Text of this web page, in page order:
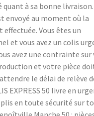
quant à sa bonne
envoyé au moment où la
effectuée. Vous êtes un
et vous avez un colis
avez une contrainte
et votre pièce
le délai de relève
EXPRESS 50 livre en
en toute sécurité sur